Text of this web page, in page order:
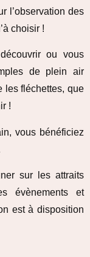
l’observation des
choisir !
ou vous
de plein air
les fléchettes, que
!
vous bénéficiez
sur les attraits
évènements et
est à disposition